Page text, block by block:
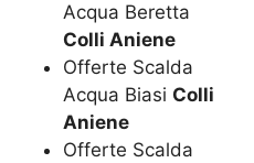
Acqua Beretta
Colli Aniene
Offerte Scalda
Acqua Biasi Colli
Aniene
Offerte Scalda